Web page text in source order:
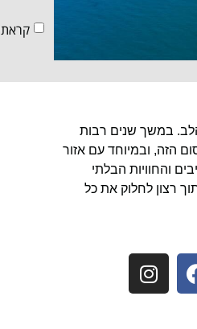
הלב. במשך שנים רבות
הזה, ובמיוחד עם אזור
והחוויות הבלתי
רצון לחלוק את כל